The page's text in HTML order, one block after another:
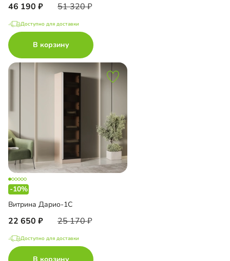
46 190 51 320
Доступно для доставки
В корзину
-10%
Витрина Дарио-1С
22 650 25 170
Доступно для доставки
В корзину